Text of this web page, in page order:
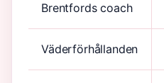
Brentfords coach
Väderförhållanden